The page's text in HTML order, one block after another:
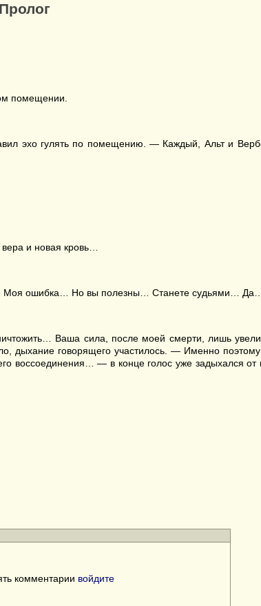
Пролог
помещении.
эхо гулять по помещению. — Каждый, Альт и
и новая кровь…
ошибка… Но вы полезны… Станете судьями…
Ваша сила, после моей смерти, лишь
дыхание говорящего участилось. — Именно
воссоединения… — в конце голос уже задыхался от
комментарии войдите